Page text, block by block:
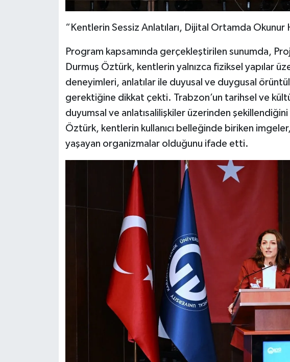
“Kentlerin Sessiz Anlatıları, Dijital Ortamda Okunur
Program kapsamında gerçekleştirilen sunumda,
Durmuş Öztürk, kentlerin yalnızca fiziksel yapılar
deneyimleri, anlatılar ile duyusal ve duygusal
gerektiğine dikkat çekti. Trabzon’un tarihsel ve
duyumsal ve anlatısalilişkiler üzerinden
Öztürk, kentlerin kullanıcı belleğinde biriken
yaşayan organizmalar olduğunu ifade etti.